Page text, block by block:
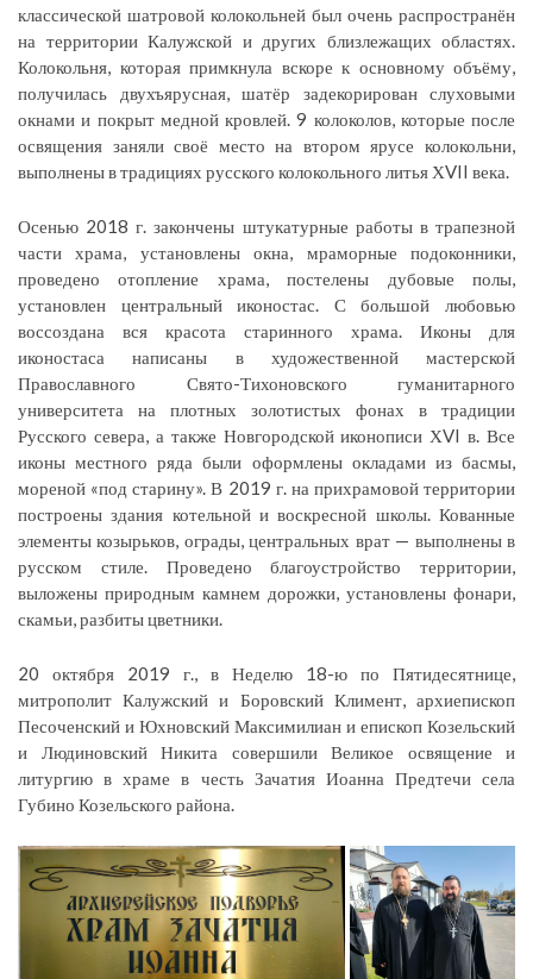
классической шатровой колокольней был очень распространён
на территории Калужской и других близлежащих областях.
Колокольня, которая примкнула вскоре к основному объёму,
получилась двухъярусная, шатёр задекорирован слуховыми
окнами и покрыт медной кровлей. 9 колоколов, которые после
освящения заняли своё место на втором ярусе колокольни,
выполнены в традициях русского колокольного литья ХVII века.
Осенью 2018 г. закончены штукатурные работы в трапезной
части храма, установлены окна, мраморные подоконники,
проведено отопление храма, постелены дубовые полы,
установлен центральный иконостас. С большой любовью
воссоздана вся красота старинного храма. Иконы для
иконостаса написаны в художественной мастерской
Православного Свято-Тихоновского гуманитарного
университета на плотных золотистых фонах в традиции
Русского севера, а также Новгородской иконописи ХVI в. Все
иконы местного ряда были оформлены окладами из басмы,
мореной «под старину». В 2019 г. на прихрамовой территории
построены здания котельной и воскресной школы. Кованные
элементы козырьков, ограды, центральных врат — выполнены в
русском стиле. Проведено благоустройство территории,
выложены природным камнем дорожки, установлены фонари,
скамьи, разбиты цветники.
20 октября 2019 г., в Неделю 18-ю по Пятидесятнице,
митрополит Калужский и Боровский Климент, архиепископ
Песоченский и Юхновский Максимилиан и епископ Козельский
и Людиновский Никита совершили Великое освящение и
литургию в храме в честь Зачатия Иоанна Предтечи села
Губино Козельского района.